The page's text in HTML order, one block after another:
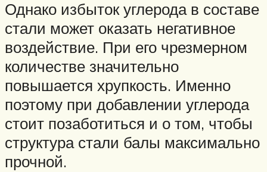
Однако избыток углерода в составе
стали может оказать негативное
воздействие. При его чрезмерном
количестве значительно
повышается хрупкость. Именно
поэтому при добавлении углерода
стоит позаботиться и о том, чтобы
структура стали балы максимально
прочной.